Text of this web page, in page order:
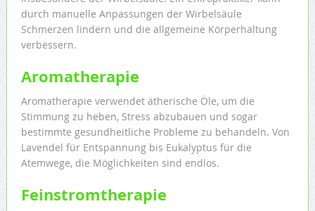
durch manuelle Anpassungen der Wirbelsäule
Schmerzen lindern und die allgemeine Körperhaltung
verbessern.
Aromatherapie
Aromatherapie verwendet ätherische Öle, um die
Stimmung zu heben, Stress abzubauen und sogar
bestimmte gesundheitliche Probleme zu behandeln. Von
Lavendel für Entspannung bis Eukalyptus für die
Atemwege, die Möglichkeiten sind endlos.
Feinstromtherapie